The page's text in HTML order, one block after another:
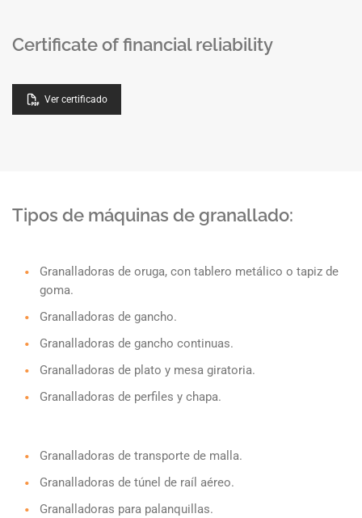
Certificate of financial reliability
Ver certificado
Tipos de máquinas de granallado:
Granalladoras de oruga, con tablero metálico o tapiz de
goma.
Granalladoras de gancho.
Granalladoras de gancho continuas.
Granalladoras de plato y mesa giratoria.
Granalladoras de perfiles y chapa.
Granalladoras de transporte de malla.
Granalladoras de túnel de raíl aéreo.
Granalladoras para palanquillas.